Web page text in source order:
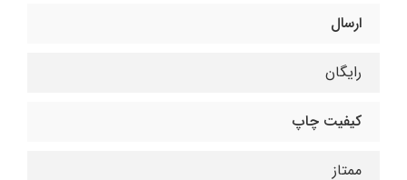
ارسال
رایگان
کیفیت چاپ
ممتاز